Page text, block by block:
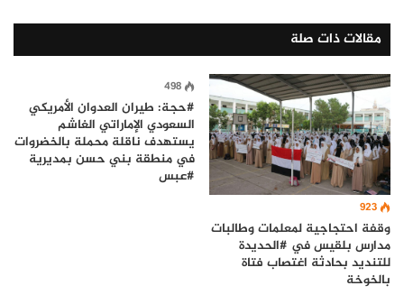
مقالات ذات صلة
923
وقفة احتجاجية لمعلمات وطالبات
مدارس بلقيس في #الحديدة
للتنديد بحادثة اغتصاب فتاة
بالخوخة
498
#حجة: طيران العدوان الأمريكي
السعودي الإماراتي الغاشم
يستهدف ناقلة محملة بالخضروات
في منطقة بني حسن بمديرية
#عبس